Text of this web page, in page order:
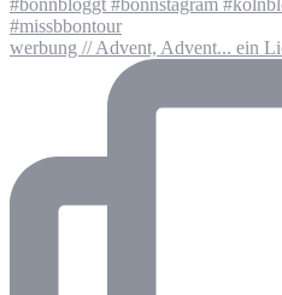
werbung // Advent, Advent... ein